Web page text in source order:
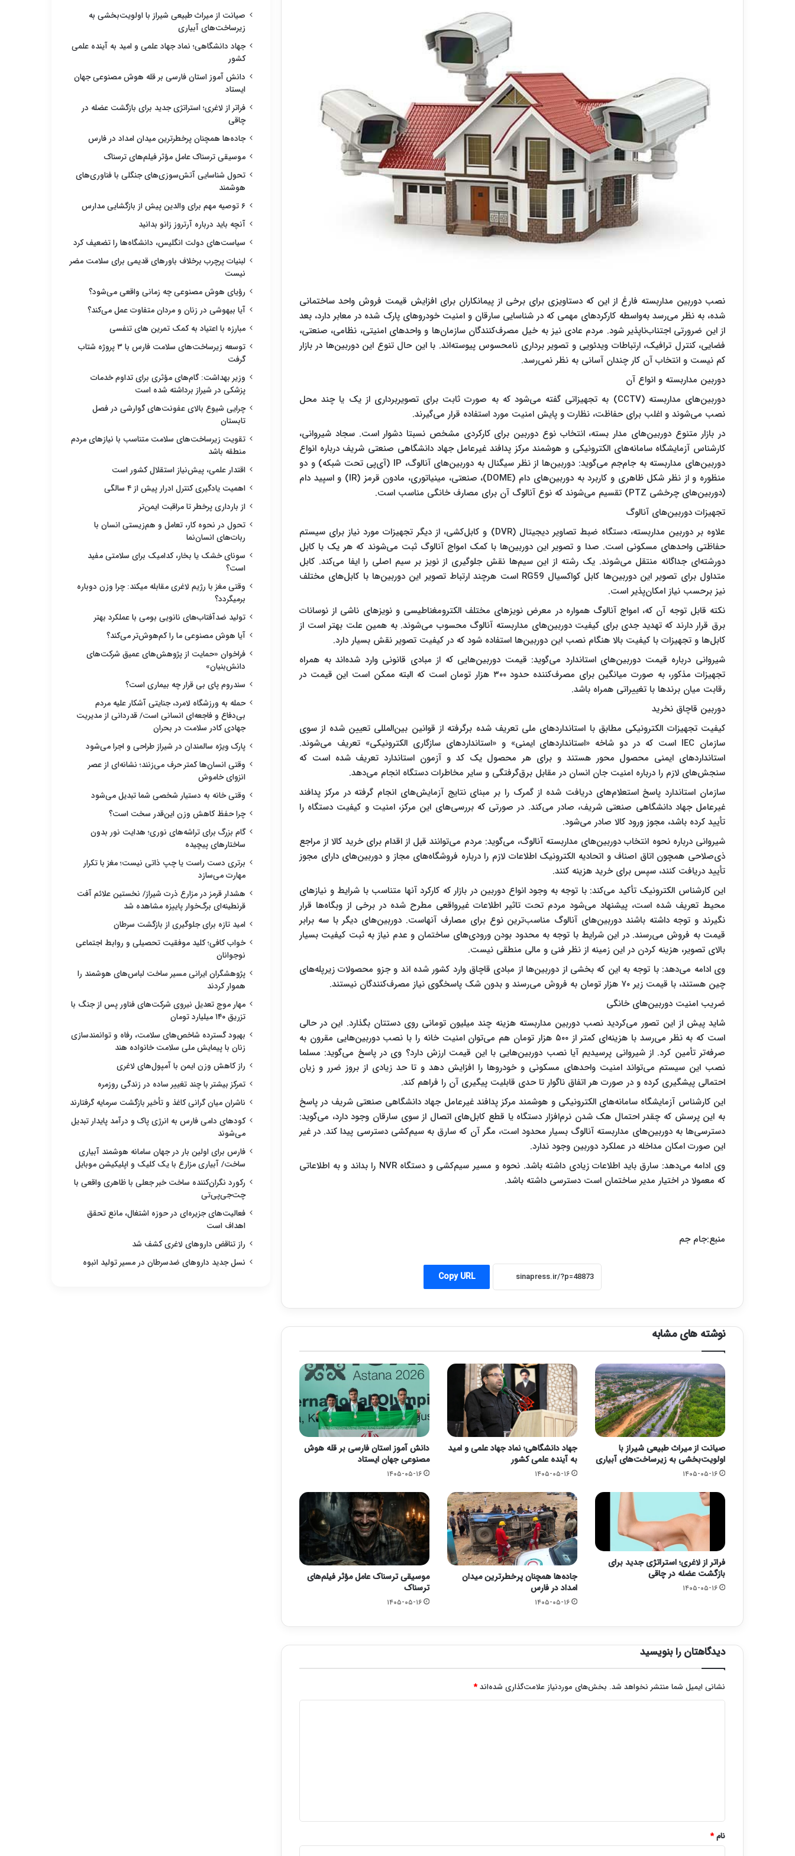
نصب دوربین مداربسته فارغ از این که دستاویزی برای برخی از پیمانکاران برای افزایش قیمت فروش واحد ساختمانی
شده، به نظر می‌رسد به‌واسطه کارکردهای مهمی که در شناسایی سارقان و امنیت خودروهای پارک شده در معابر دارد، بعد
از این ضرورتی اجتناب‌ناپذیر شود. مردم عادی نیز به خیل مصرف‌کنندگان سازمان‌ها و واحدهای امنیتی، نظامی، صنعتی،
فضایی، کنترل ترافیک، ارتباطات ویدئویی و تصویر برداری نامحسوس پیوسته‌اند. با این حال تنوع این دوربین‌ها در بازار
کم نیست و انتخاب آن کار چندان آسانی به نظر نمی‌رسد.
دوربین مداربسته و انواع آن
دوربین‌های مداربسته (CCTV) به تجهیزاتی گفته می‌شود که به صورت ثابت برای تصویربرداری از یک یا چند محل
نصب می‌شوند و اغلب برای حفاظت، نظارت و پایش امنیت مورد استفاده قرار می‌گیرند.
در بازار متنوع دوربین‌های مدار بسته، انتخاب نوع دوربین برای کارکردی مشخص نسبتا دشوار است. سجاد شیروانی،
کارشناس آزمایشگاه سامانه‌های الکترونیکی و هوشمند مرکز پدافند غیرعامل جهاد دانشگاهی صنعتی شریف درباره انواع
دوربین‌های مداربسته به جام‌جم می‌گوید: دوربین‌ها از نظر سیگنال به دوربین‌های آنالوگ، IP (آی‌پی تحت شبکه) و دو
منظوره و از نظر شکل ظاهری و کاربرد به دوربین‌های دام (DOME)، صنعتی، مینیاتوری، مادون قرمز (IR) و اسپید دام
(دوربین‌های چرخشی PTZ) تقسیم می‌شوند که نوع آنالوگ آن برای مصارف خانگی مناسب است.
تجهیزات دوربین‌های آنالوگ
علاوه بر دوربین مداربسته، دستگاه ضبط تصاویر دیجیتال (DVR) و کابل‌کشی، از دیگر تجهیزات مورد نیاز برای سیستم
حفاظتی واحدهای مسکونی است. صدا و تصویر این دوربین‌ها با کمک امواج آنالوگ ثبت می‌شوند که هر یک با کابل
دورشته‌ای جداگانه منتقل می‌شوند. یک رشته از این سیم‌ها نقش جلوگیری از نویز بر سیم اصلی را ایفا می‌کند. کابل
متداول برای تصویر این دوربین‌ها کابل کواکسیال RG59 است هرچند ارتباط تصویر این دوربین‌ها با کابل‌های مختلف
نیز بر‌حسب نیاز امکان‌پذیر است.
نکته قابل توجه آن که، امواج آنالوگ همواره در معرض نویزهای مختلف الکترومغناطیسی و نویزهای ناشی از نوسانات
برق قرار دارند که تهدید جدی برای کیفیت دوربین‌های مداربسته آنالوگ محسوب می‌شوند. به همین علت بهتر است از
کابل‌ها و تجهیزات با کیفیت بالا هنگام نصب این دوربین‌ها استفاده شود که در کیفیت تصویر نقش بسیار دارد.
شیروانی درباره قیمت دوربین‌های استاندارد می‌گوید: قیمت دوربین‌هایی که از مبادی قانونی وارد شده‌اند به همراه
تجهیزات مذکور، به صورت میانگین برای مصرف‌کننده حدود ۳۰۰ هزار تومان است که البته ممکن است این قیمت در
رقابت میان برندها با تغییراتی همراه باشد.
دوربین قاچاق نخرید
کیفیت تجهیزات الکترونیکی مطابق با استانداردهای ملی تعریف شده برگرفته از قوانین بین‌المللی تعیین شده از سوی
سازمان IEC است که در دو شاخه «استانداردهای ایمنی» و «استانداردهای سازگاری الکترونیکی» تعریف می‌شوند.
استانداردهای ایمنی محصول محور هستند و برای هر محصول یک کد و آزمون استاندارد تعریف شده است که
سنجش‌های لازم را درباره امنیت جان انسان در مقابل برق‌گرفتگی و سایر مخاطرات دستگاه انجام می‌دهد.
سازمان استاندارد پاسخ استعلام‌های دریافت شده از گمرک را بر مبنای نتایج آزمایش‌های انجام گرفته در مرکز پدافند
غیرعامل جهاد دانشگاهی صنعتی شریف، صادر می‌کند. در صورتی که بررسی‌های این مرکز، امنیت و کیفیت دستگاه را
تأیید کرده باشد، مجوز ورود کالا صادر می‌شود.
شیروانی درباره نحوه انتخاب دوربین‌های مداربسته آنالوگ، می‌گوید: مردم می‌توانند قبل از اقدام برای خرید کالا از مراجع
ذی‌صلاحی همچون اتاق اصناف و اتحادیه الکترونیک اطلاعات لازم را درباره فروشگاه‌های مجاز و دوربین‌های دارای مجوز
تأیید دریافت کنند، سپس برای خرید هزینه کنند.
این کارشناس الکترونیک تأکید می‌کند: با توجه به وجود انواع دوربین در بازار که کارکرد آنها متناسب با شرایط و نیازهای
محیط تعریف شده است، پیشنهاد می‌شود مردم تحت تاثیر اطلاعات غیرواقعی مطرح شده در برخی از وبگاه‌ها قرار
نگیرند و توجه داشته باشند دوربین‌های آنالوگ مناسب‌ترین نوع برای مصارف آنهاست. دوربین‌های دیگر با سه برابر
قیمت به فروش می‌رسند. در این شرایط با توجه به محدود بودن ورودی‌های ساختمان و عدم نیاز به ثبت کیفیت بسیار
بالای تصویر، هزینه کردن در این زمینه از نظر فنی و مالی منطقی نیست.
وی ادامه می‌دهد: با توجه به این که بخشی از دوربین‌ها از مبادی قاچاق وارد کشور شده اند و جزو محصولات زیرپله‌های
چین هستند، با قیمت زیر ۷۰ هزار تومان به فروش می‌رسند و بدون شک پاسخگوی نیاز مصرف‌کنندگان نیستند.
ضریب امنیت دوربین‌های خانگی
شاید پیش‌ از این تصور می‌کردید نصب دوربین مداربسته هزینه چند میلیون تومانی روی دستتان بگذارد. این در حالی
است که به نظر می‌رسد با هزینه‌ای کمتر از ۵۰۰ هزار تومان هم می‌توان امنیت خانه را با نصب دوربین‌هایی مقرون به
صرفه‌تر تأمین کرد. از شیروانی پرسیدیم آیا نصب دوربین‌هایی با این قیمت ارزش دارد؟ وی در پاسخ می‌گوید: مسلما
نصب این سیستم می‌تواند امنیت واحدهای مسکونی و خودروها را افزایش دهد و تا حد زیادی از بروز ضرر و زیان
احتمالی پیشگیری کرده و در صورت هر اتفاق ناگوار تا حدی قابلیت پیگیری آن را فراهم کند.
این کارشناس آزمایشگاه سامانه‌های الکترونیکی و هوشمند مرکز پدافند غیرعامل جهاد دانشگاهی صنعتی شریف در پاسخ
به این پرسش که چقدر احتمال هک شدن نرم‌افزار دستگاه یا قطع کابل‌های اتصال از سوی سارقان وجود دارد، می‌گوید:
دسترسی‌ها به دوربین‌های مداربسته آنالوگ بسیار محدود است، مگر آن که سارق به سیم‌کشی دسترسی پیدا کند. در غیر
این صورت امکان مداخله در عملکرد دوربین وجود ندارد.
وی ادامه می‌دهد: سارق باید اطلاعات زیادی داشته باشد. نحوه و مسیر سیم‌کشی و دستگاه NVR را بداند و به اطلاعاتی
که معمولا در اختیار مدیر ساختمان است دسترسی داشته باشد.
منبع:جام جم
Copy URL
نوشته های مشابه
صیانت از میراث طبیعی شیراز با
اولویت‌بخشی به زیرساخت‌های آبیاری
۱۴۰۵-۰۵-۱۶
جهاد دانشگاهی؛ نماد جهاد علمی و امید
به آینده علمی کشور
۱۴۰۵-۰۵-۱۶
دانش آموز استان فارسی بر قله هوش
مصنوعی جهان ایستاد
۱۴۰۵-۰۵-۱۶
فراتر از لاغری؛ استراتژی جدید برای
بازگشت عضله در چاقی
۱۴۰۵-۰۵-۱۶
جاده‌ها همچنان پرخطرترین میدان
امداد در فارس
۱۴۰۵-۰۵-۱۶
موسیقی ترسناک عامل مؤثر فیلم‌های
ترسناک
۱۴۰۵-۰۵-۱۶
دیدگاهتان را بنویسید
نشانی ایمیل شما منتشر نخواهد شد. بخش‌های موردنیاز علامت‌گذاری شده‌اند*
نام*
صیانت از میراث طبیعی شیراز با اولویت‌بخشی به
زیرساخت‌های آبیاری
جهاد دانشگاهی؛ نماد جهاد علمی و امید به آینده علمی
کشور
دانش آموز استان فارسی بر قله هوش مصنوعی جهان
ایستاد
فراتر از لاغری؛ استراتژی جدید برای بازگشت عضله در
چاقی
جاده‌ها همچنان پرخطرترین میدان امداد در فارس
موسیقی ترسناک عامل مؤثر فیلم‌های ترسناک
تحول شناسایی آتش‌سوزی‌های جنگلی با فناوری‌های
هوشمند
۶ توصیه مهم برای والدین پیش از بازگشایی مدارس
آنچه باید درباره آرتروز زانو بدانید
سیاست‌های دولت انگلیس، دانشگاه‌ها را تضعیف کرد
لبنیات پرچرب برخلاف باورهای قدیمی برای سلامت مضر
نیست
رؤیای هوش مصنوعی چه زمانی واقعی می‌شود؟
آیا بیهوشی در زنان و مردان متفاوت عمل می‌کند؟
مبارزه با اعتیاد به کمک تمرین های تنفسی
توسعه زیرساخت‌های سلامت فارس با ۳ پروژه شتاب
گرفت
وزیر بهداشت: گام‌های مؤثری برای تداوم خدمات
پزشکی در شیراز برداشته شده است
چرایی شیوع بالای عفونت‌های گوارشی در فصل
تابستان
تقویت زیرساخت‌های سلامت متناسب با نیازهای مردم
منطقه باشد
اقتدار علمی، پیش‌نیاز استقلال کشور است
اهمیت یادگیری کنترل ادرار پیش از ۴ سالگی
از بارداری پرخطر تا مراقبت ایمن‌تر
تحول در نحوه کار، تعامل و هم‌زیستی انسان با
ربات‌های انسان‌نما
سونای خشک یا بخار، کدامیک برای سلامتی مفید
است؟
وقتی مغز با رژیم لاغری مقابله میکند: چرا وزن دوباره
برمیگردد؟
تولید ضدآفتاب‌های نانویی بومی با عملکرد بهتر
آیا هوش مصنوعی ما را کم‌هوش‌تر می‌کند؟
فراخوان «حمایت از پژوهش‌های عمیق شرکت‌های
دانش‌بنیان»
سندروم پای بی قرار چه بیماری است؟
حمله به ورزشگاه لامرد، جنایتی آشکار علیه مردم
بی‌دفاع و فاجعه‌ای انسانی است/ قدردانی از مدیریت
جهادی کادر سلامت در بحران
پارک ویژه سالمندان در شیراز طراحی و اجرا می‌شود
وقتی انسان‌ها کمتر حرف می‌زنند؛ نشانه‌ای از عصر
انزوای خاموش
وقتی خانه به دستیار شخصی شما تبدیل می‌شود
چرا حفظ کاهش وزن این‌قدر سخت است؟
گام بزرگ برای تراشه‌های نوری؛ هدایت نور بدون
ساختارهای پیچیده
برتری دست راست یا چپ ذاتی نیست؛ مغز با تکرار
مهارت می‌سازد
هشدار قرمز در مزارع ذرت شیراز/ نخستین علائم آفت
قرنطینه‌ای برگ‌خوار پاییزه مشاهده شد
امید تازه برای جلوگیری از بازگشت سرطان
خواب کافی؛ کلید موفقیت تحصیلی و روابط اجتماعی
نوجوانان
پژوهشگران ایرانی مسیر ساخت لباس‌های هوشمند را
هموار کردند
مهار موج تعدیل نیروی شرکت‌های فناور پس از جنگ با
تزریق ۱۴۰ میلیارد تومان
بهبود گسترده شاخص‌های سلامت، رفاه و توانمندسازی
زنان با پیمایش ملی سلامت خانواده هند
راز کاهش وزن ایمن با آمپول‌های لاغری
تمرکز بیشتر با چند تغییر ساده در زندگی روزمره
ناشران میان گرانی کاغذ و تأخیر بازگشت سرمایه گرفتارند
کودهای دامی فارس به انرژی پاک و درآمد پایدار تبدیل
می‌شوند
فارس برای اولین بار در جهان سامانه هوشمند آبیاری
ساخت/ آبیاری مزارع با یک کلیک و اپلیکیشن موبایل
رکورد نگران‌کننده ساخت خبر جعلی با ظاهری واقعی با
چت‌جی‌پی‌تی
فعالیت‌های جزیره‌ای در حوزه اشتغال، مانع تحقق
اهداف است
راز تناقض داروهای لاغری کشف شد
نسل جدید داروهای ضدسرطان در مسیر تولید انبوه